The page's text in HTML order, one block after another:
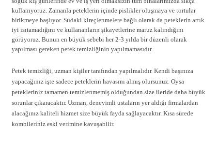
kullanıyoruz. Zamanla peteklerin içinde pislikler oluşmaya ve tortular
birikmeye başlıyor. Sudaki kireçlenmelere bağlı olarak da peteklerin artık
iyi ısıtamadığını ve kullananların şikayetlerine maruz kalındığını
görüyoruz. Bunun en büyük sebebi her 2-3 yılda bir düzenli olarak
yapılması gereken petek temizliğinin yapılmamasıdır.
Petek temizliği, uzman kişiler tarafından yapılmalıdır. Kendi başınıza
yapacağınız işte sadece peteklerin havasını almış olursunuz. Oysa
petekleriniz tamamen temizlenmemiş olduğundan size ileride daha büyük
sorunlar çıkaracaktır. Uzman, deneyimli ustaların yer aldığı firmalardan
alacağınız kaliteli hizmet size büyük fayda sağlayacaktır. Kısa sürede
kombileriniz eski verimine kavuşabilir.